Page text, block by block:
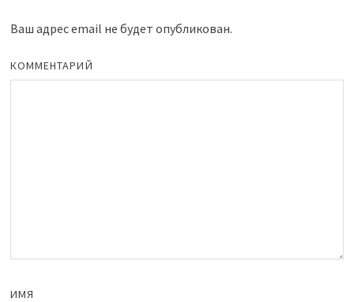
Ваш адрес email не будет опубликован.
КОММЕНТАРИЙ
ИМЯ